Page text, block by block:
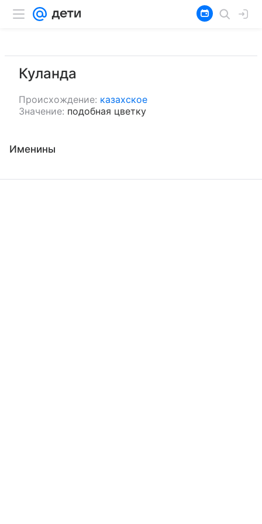
Куланда
Происхождение: казахское
Значение: подобная цветку
Именины